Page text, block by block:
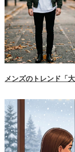
メンズのトレンド「